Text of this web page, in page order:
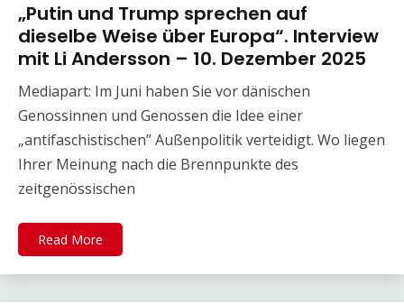
„Putin und Trump sprechen auf
dieselbe Weise über Europa“. Interview
mit Li Andersson – 10. Dezember 2025
Mediapart: Im Juni haben Sie vor dänischen
Genossinnen und Genossen die Idee einer
„antifaschistischen” Außenpolitik verteidigt. Wo liegen
Ihrer Meinung nach die Brennpunkte des
zeitgenössischen
Read More